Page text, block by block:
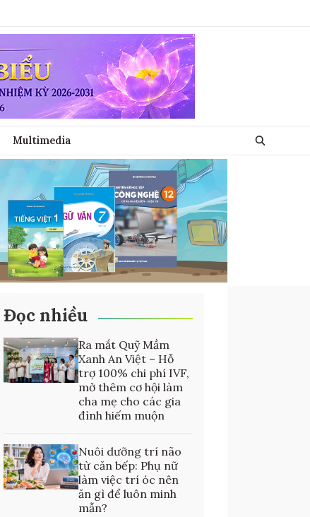
Multimedia
Đọc nhiều
Ra mắt Quỹ Mầm
Xanh An Việt – Hỗ
trợ 100% chi phí IVF,
mở thêm cơ hội làm
cha mẹ cho các gia
đình hiếm muộn
Nuôi dưỡng trí não
từ căn bếp: Phụ nữ
làm việc trí óc nên
ăn gì để luôn minh
mẫn?